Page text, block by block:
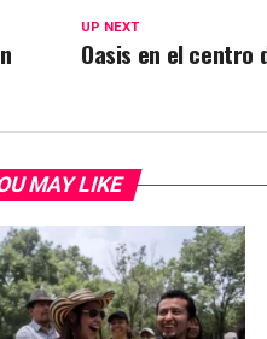
UP NEXT
Oasis en el centro
MAY LIKE